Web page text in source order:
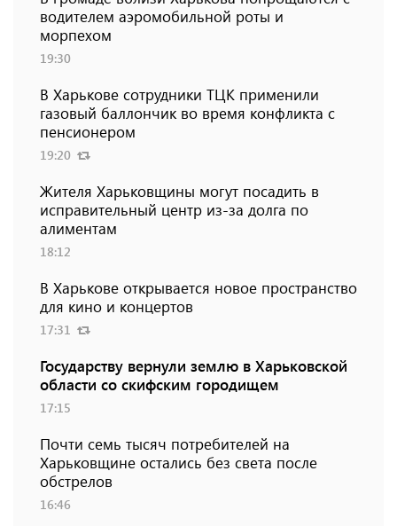
водителем аэромобильной роты и
морпехом
19:30
В Харькове сотрудники ТЦК применили
газовый баллончик во время конфликта с
пенсионером
19:20
Жителя Харьковщины могут посадить в
исправительный центр из-за долга по
алиментам
18:12
В Харькове открывается новое пространство
для кино и концертов
17:31
Государству вернули землю в Харьковской
области со скифским городищем
17:15
Почти семь тысяч потребителей на
Харьковщине остались без света после
обстрелов
16:46